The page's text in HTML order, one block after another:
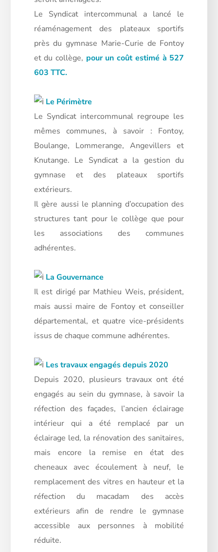
Le Syndicat intercommunal a lancé le
réaménagement des plateaux sportifs
près du gymnase Marie-Curie de Fontoy
et du collège, pour un coût estimé à 527
603 TTC.
Le Périmètre
Le Syndicat intercommunal regroupe les
mêmes communes, à savoir : Fontoy,
Boulange, Lommerange, Angevillers et
Knutange. Le Syndicat a la gestion du
gymnase et des plateaux sportifs
extérieurs.
Il gère aussi le planning d’occupation des
structures tant pour le collège que pour
les associations des communes
adhérentes.
La Gouvernance
Il est dirigé par Mathieu Weis, président,
mais aussi maire de Fontoy et conseiller
départemental, et quatre vice-présidents
issus de chaque commune adhérentes.
Les travaux engagés depuis 2020
Depuis 2020, plusieurs travaux ont été
engagés au sein du gymnase, à savoir la
réfection des façades, l’ancien éclairage
intérieur qui a été remplacé par un
éclairage led, la rénovation des sanitaires,
mais encore la remise en état des
cheneaux avec écoulement à neuf, le
remplacement des vitres en hauteur et la
réfection du macadam des accès
extérieurs afin de rendre le gymnase
accessible aux personnes à mobilité
réduite.